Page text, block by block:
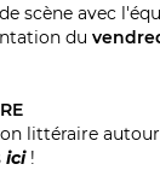
04 93 13
scène avec
du
littéraire
ici!